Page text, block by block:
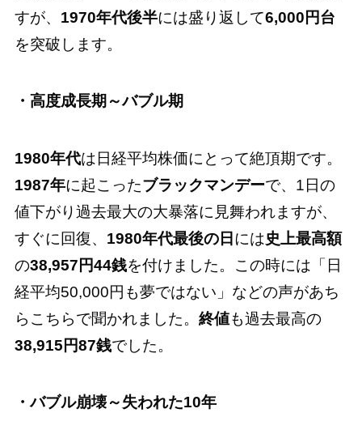
すが、 1970年代後半には盛り返して6,000円台
を突破します。
・高度成長期～バブル期
1980年代は日経平均株価にとって絶頂期です。
1987年に起こったブラックマンデーで、1日の
値下がり過去最大の大暴落に見舞われますが、
すぐに回復、 1980年代最後の日 には史上最高額
の38,957円44銭を付けました。この時には「日
経平均50,000円も夢ではない」などの声があち
らこちらで聞かれました。 終値も過去最高の
38,915円87銭でした。
・バブル崩壊～失われた10年